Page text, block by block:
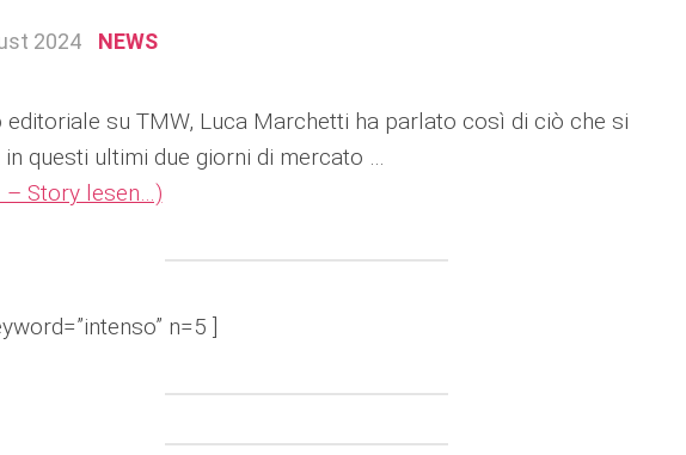
2024 NEWS
editoriale su TMW, Luca Marchetti ha parlato così di ciò che si
questi ultimi due giorni di mercato …
– Story lesen…)
n=5 ]